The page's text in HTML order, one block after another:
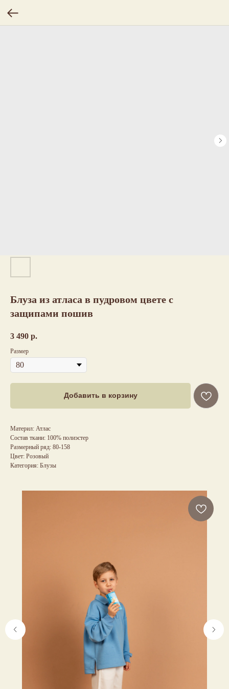
Блуза из атласа в пудровом цвете с
защипами пошив
3 490 р.
Размер
Добавить в корзину
Материл: Атлас
Состав ткани: 100% полиэстер
Размерный ряд: 80-158
Цвет: Розовый
Категория: Блузы